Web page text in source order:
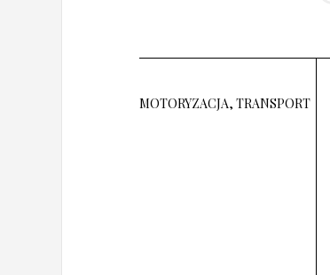
MOTORYZACJA, TRANSPORT